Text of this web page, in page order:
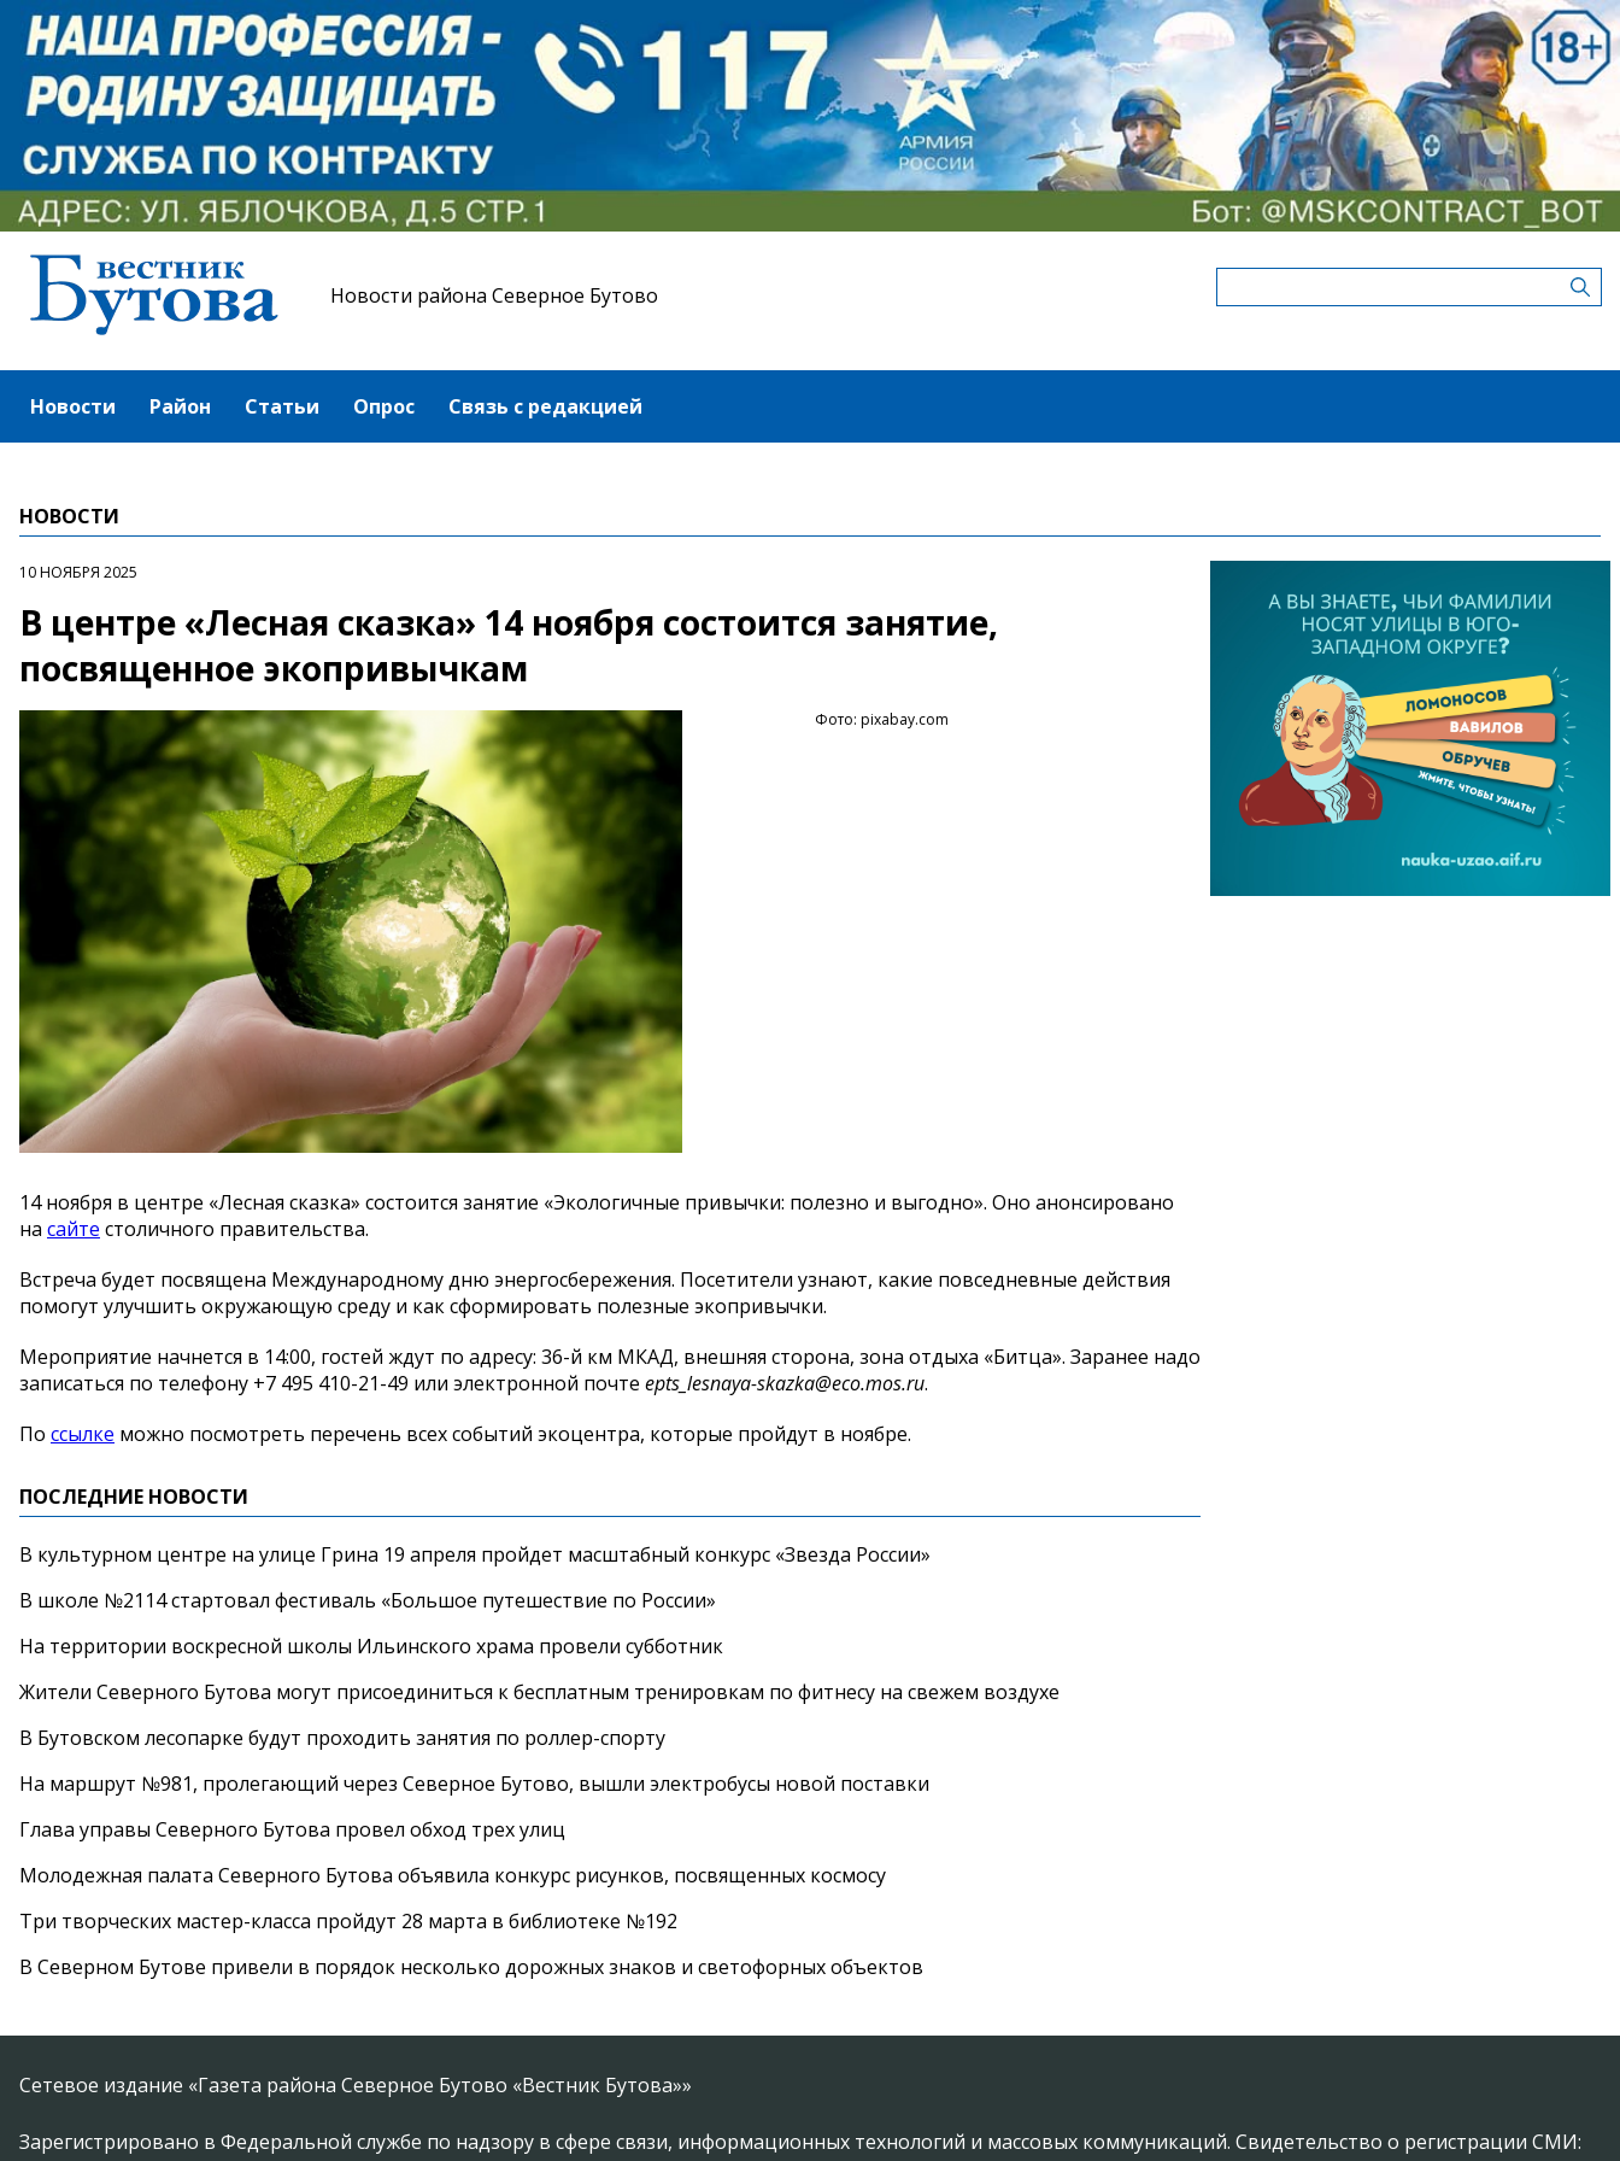
Новости района Северное Бутово
Новости Район Статьи Опрос Связь с редакцией
НОВОСТИ
10 НОЯБРЯ 2025
В центре «Лесная сказка» 14 ноября состоится занятие,
посвященное экопривычкам
Фото: pixabay.com
14 ноября в центре «Лесная сказка» состоится занятие «Экологичные привычки: полезно и выгодно». Оно анонсировано
на сайте столичного правительства.
Встреча будет посвящена Международному дню энергосбережения. Посетители узнают, какие повседневные действия
помогут улучшить окружающую среду и как сформировать полезные экопривычки.
Мероприятие начнется в 14:00, гостей ждут по адресу: 36-й км МКАД, внешняя сторона, зона отдыха «Битца». Заранее надо
записаться по телефону +7 495 410-21-49 или электронной почте epts_lesnaya-skazka@eco.mos.ru.
По ссылке можно посмотреть перечень всех событий экоцентра, которые пройдут в ноябре.
ПОСЛЕДНИЕ НОВОСТИ
В культурном центре на улице Грина 19 апреля пройдет масштабный конкурс «Звезда России»
В школе №2114 стартовал фестиваль «Большое путешествие по России»
На территории воскресной школы Ильинского храма провели субботник
Жители Северного Бутова могут присоединиться к бесплатным тренировкам по фитнесу на свежем воздухе
В Бутовском лесопарке будут проходить занятия по роллер-спорту
На маршрут №981, пролегающий через Северное Бутово, вышли электробусы новой поставки
Глава управы Северного Бутова провел обход трех улиц
Молодежная палата Северного Бутова объявила конкурс рисунков, посвященных космосу
Три творческих мастер-класса пройдут 28 марта в библиотеке №192
В Северном Бутове привели в порядок несколько дорожных знаков и светофорных объектов
Сетевое издание «Газета района Северное Бутово «Вестник Бутова»»
Зарегистрировано в Федеральной службе по надзору в сфере связи, информационных технологий и массовых коммуникаций. Свидетельство о регистрации СМИ: